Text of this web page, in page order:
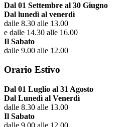
Dal 01 Settembre al 30 Giugno
Dal lunedì al venerdì
dalle 8.30 alle 13.00
e dalle 14.30 alle 16.00
Il Sabato
dalle 9.00 alle 12.00
Orario Estivo
Dal 01 Luglio al 31 Agosto
Dal Lunedì al Venerdì
dalle 8.30 alle 13.00
Il Sabato